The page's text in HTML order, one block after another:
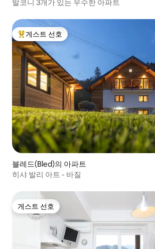
발코니 3개가 있는 우수한 아파트
상위 게스트 선호
게스트 선호
블레드(Bled)의 아파트
히샤 발리 아트 - 바질
게스트 선호
게스트 선호